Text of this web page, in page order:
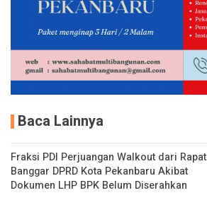
Baca Lainnya
Fraksi PDI Perjuangan Walkout dari Rapat
Banggar DPRD Kota Pekanbaru Akibat
Dokumen LHP BPK Belum Diserahkan